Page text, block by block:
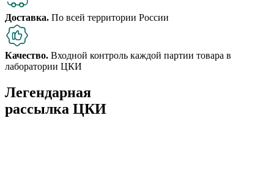
Доставка. По всей территории России
Качество. Входной контроль каждой партии товара в
лаборатории ЦКИ
Легендарная
рассылка ЦКИ